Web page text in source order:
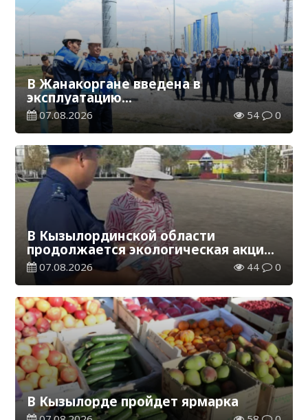
В Жанакоргане введена в
эксплуатацию
водораспределительная станция
07.08.2026 54 0
В Кызылординской области
продолжается экологическая акция
«Таза Қазақстан»
07.08.2026 44 0
В Кызылорде пройдет ярмарка